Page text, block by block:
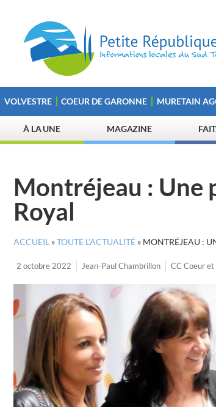
VOLVESTRE COEUR DE GARONNE MURETAIN
À LA UNE MAGAZINE
Montréjeau : Une
Royal
ACCUEIL »TOUTE L’ACTUALITÉ » MONTRÉJEAU :
2 octobre 2022 Jean-Paul Chambrillon CC Coeur